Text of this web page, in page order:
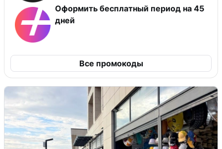
Оформить бесплатный период на 45
дней
Все промокоды